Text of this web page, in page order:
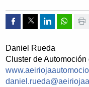
Compartir porCompartir por
Compartir
Daniel Rueda
Cluster de Automoción